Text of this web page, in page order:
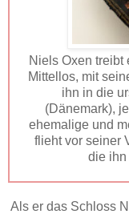
Niels Oxen treibt
Mittellos, mit
ihn in die
(Dänemark),
ehemalige und
flieht vor seiner
die ihn
Als er das Schloss